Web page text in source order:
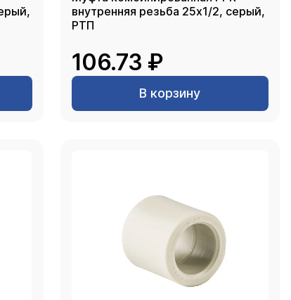
внутренняя резьба 25х1/2, серый,
РТП
106.73 ₽
В корзину